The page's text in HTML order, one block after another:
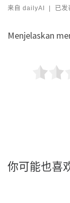
来自 dailyAI | 已发
Menjelaskan
你可能也喜